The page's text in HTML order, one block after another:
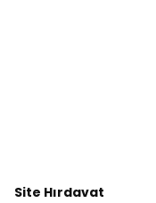
Site Hırdavat